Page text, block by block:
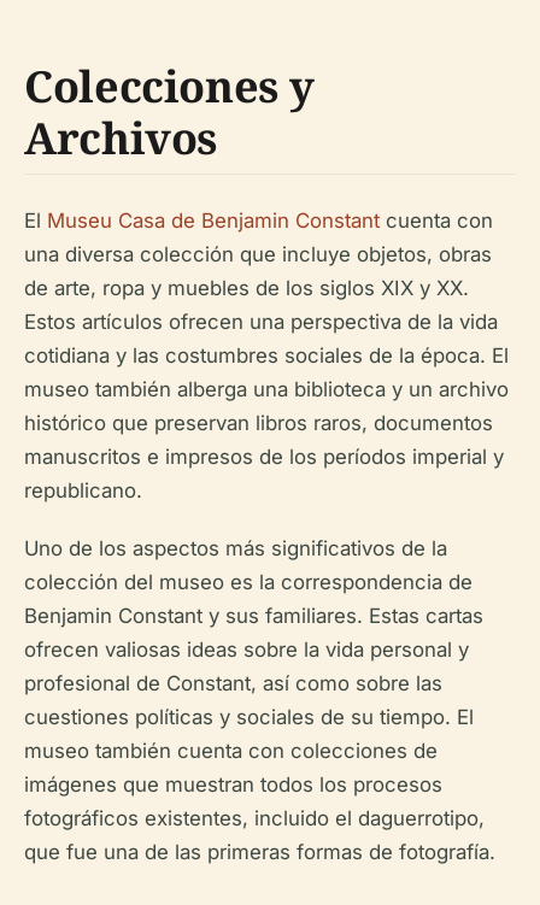
Colecciones y
Archivos
El Museu Casa de Benjamin Constant cuenta con
una diversa colección que incluye objetos, obras
de arte, ropa y muebles de los siglos XIX y XX.
Estos artículos ofrecen una perspectiva de la vida
cotidiana y las costumbres sociales de la época. El
museo también alberga una biblioteca y un archivo
histórico que preservan libros raros, documentos
manuscritos e impresos de los períodos imperial y
republicano.
Uno de los aspectos más significativos de la
colección del museo es la correspondencia de
Benjamin Constant y sus familiares. Estas cartas
ofrecen valiosas ideas sobre la vida personal y
profesional de Constant, así como sobre las
cuestiones políticas y sociales de su tiempo. El
museo también cuenta con colecciones de
imágenes que muestran todos los procesos
fotográficos existentes, incluido el daguerrotipo,
que fue una de las primeras formas de fotografía.